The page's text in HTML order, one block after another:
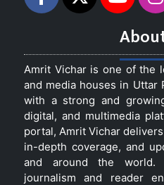
Amrit Vichar is one of the
and media houses in Uttar
with a strong and
digital, and multimedia
portal, Amrit Vichar
in-depth coverage, and
and around the world.
journalism and reader